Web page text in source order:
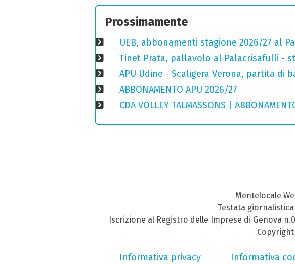
Prossimamente
UEB, abbonamenti stagione 2026/27 al
Tinet Prata, pallavolo al Palacrisafulli -
APU Udine - Scaligera Verona, partita di
ABBONAMENTO APU 2026/27
CDA VOLLEY TALMASSONS |
Mentelocale
Testata
Iscrizione al Registro delle Imprese di Genova
Informativa privacy Informativa